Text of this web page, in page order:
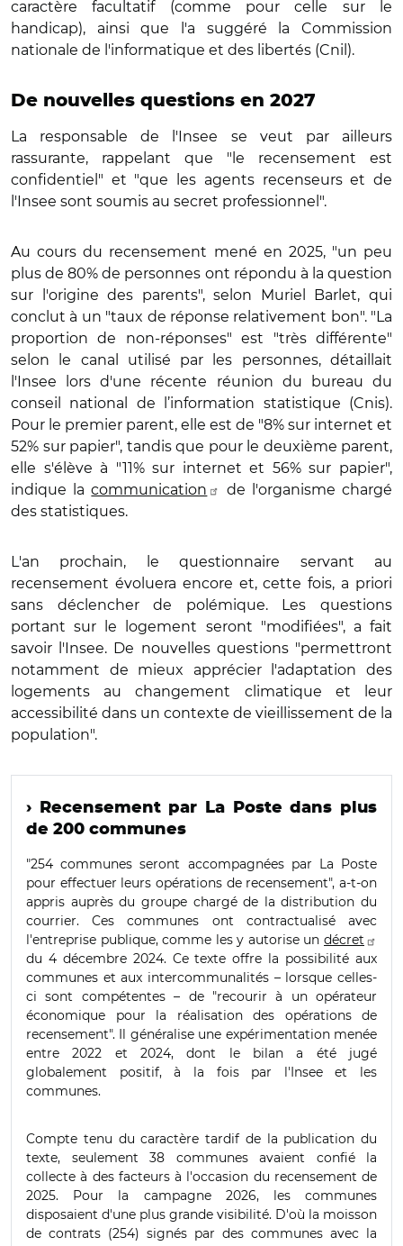
caractère facultatif (comme pour celle sur le
handicap), ainsi que l'a suggéré la Commission
nationale de l'informatique et des libertés (Cnil).
De nouvelles questions en 2027
La responsable de l'Insee se veut par ailleurs
rassurante, rappelant que "le recensement est
confidentiel" et "que les agents recenseurs et de
l'Insee sont soumis au secret professionnel".
Au cours du recensement mené en 2025, "un peu
plus de 80% de personnes ont répondu à la question
sur l'origine des parents", selon Muriel Barlet, qui
conclut à un "taux de réponse relativement bon". "La
proportion de non-réponses" est "très différente"
selon le canal utilisé par les personnes, détaillait
l'Insee lors d'une récente réunion du bureau du
conseil national de l’information statistique (Cnis).
Pour le premier parent, elle est de "8% sur internet et
52% sur papier", tandis que pour le deuxième parent,
elle s'élève à "11% sur internet et 56% sur papier",
indique lacommunication
de l'organisme chargé
des statistiques.
L'an prochain, le questionnaire servant au
recensement évoluera encore et, cette fois, a priori
sans déclencher de polémique. Les questions
portant sur le logement seront "modifiées", a fait
savoir l'Insee. De nouvelles questions "permettront
notamment de mieux apprécier l'adaptation des
logements au changement climatique et leur
accessibilité dans un contexte de vieillissement de la
population".
› Recensement par La Poste dans plus
de 200 communes
"254 communes seront accompagnées par La Poste
pour effectuer leurs opérations de recensement", a-t-on
appris auprès du groupe chargé de la distribution du
courrier. Ces communes ont contractualisé avec
l'entreprise publique, comme les y autorise un décret
du 4 décembre 2024. Ce texte offre la possibilité aux
communes et aux intercommunalités – lorsque celles-
ci sont compétentes – de "recourir à un opérateur
économique pour la réalisation des opérations de
recensement". Il généralise une expérimentation menée
entre 2022 et 2024, dont le bilan a été jugé
globalement positif, à la fois par l'Insee et les
communes.
Compte tenu du caractère tardif de la publication du
texte, seulement 38 communes avaient confié la
collecte à des facteurs à l'occasion du recensement de
2025. Pour la campagne 2026, les communes
disposaient d'une plus grande visibilité. D'où la moisson
de contrats (254) signés par des communes avec la